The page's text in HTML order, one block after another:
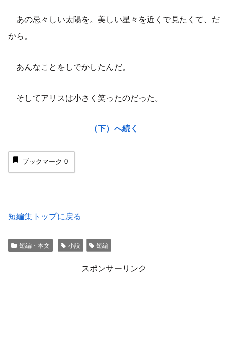
あの忌々しい太陽を。美しい星々を近くで見たくて、だ
から。
あんなことをしでかしたんだ。
そしてアリスは小さく笑ったのだった。
（下）へ続く
ブックマーク 0
短編集トップに戻る
短編・本文 小説 短編
スポンサーリンク